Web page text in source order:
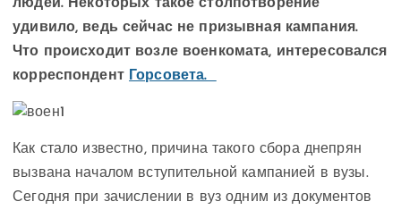
людей. Некоторых такое столпотворение
удивило, ведь сейчас не призывная кампания.
Что происходит возле военкомата, интересовался
корреспондент
Горсовета.
Как стало известно, причина такого сбора днепрян
вызвана началом вступительной кампанией в вузы.
Сегодня при зачислении в вуз одним из документов